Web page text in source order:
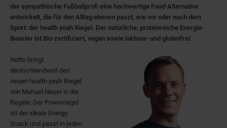
der sympathische Fußballprofi eine hochwertige Food-Alternative
entwickelt, die für den Alltag ebenso passt, wie vor oder nach dem
Sport: der health yeah Riegel. Der natürliche, proteinreiche Energie-
Booster ist Bio-zertifiziert, vegan sowie laktose- und glutenfrei.
Netto bringt
deutschlandweit den
neuen health yeah Riegel
von Manuel Neuer in die
Regale: Der Powerriegel
ist der ideale Energy-
Snack und passt in jeden